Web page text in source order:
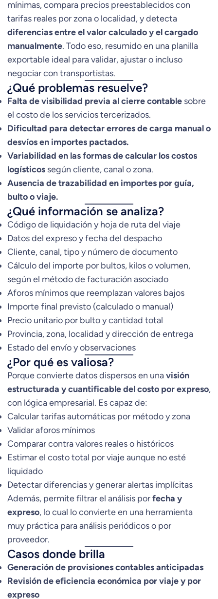
mínimas, compara precios preestablecidos con
tarifas reales por zona o localidad, y detecta
diferencias entre el valor calculado y el cargado
manualmente. Todo eso, resumido en una planilla
exportable ideal para validar, ajustar o incluso
negociar con transportistas.
¿Qué problemas resuelve?
Falta de visibilidad previa al cierre contable sobre
el costo de los servicios tercerizados.
Dificultad para detectar errores de carga manual o
desvíos en importes pactados.
Variabilidad en las formas de calcular los costos
logísticos según cliente, canal o zona.
Ausencia de trazabilidad en importes por guía,
bulto o viaje.
¿Qué información se analiza?
Código de liquidación y hoja de ruta del viaje
Datos del expreso y fecha del despacho
Cliente, canal, tipo y número de documento
Cálculo del importe por bultos, kilos o volumen,
según el método de facturación asociado
Aforos mínimos que reemplazan valores bajos
Importe final previsto (calculado o manual)
Precio unitario por bulto y cantidad total
Provincia, zona, localidad y dirección de entrega
Estado del envío y observaciones
¿Por qué es valiosa?
Porque convierte datos dispersos en unavisión
estructurada y cuantificable del costo por expreso,
con lógica empresarial. Es capaz de:
Calcular tarifas automáticas por método y zona
Validar aforos mínimos
Comparar contra valores reales o históricos
Estimar el costo total por viaje aunque no esté
liquidado
Detectar diferencias y generar alertas implícitas
Además, permite filtrar el análisis porfecha y
expreso, lo cual lo convierte en una herramienta
muy práctica para análisis periódicos o por
proveedor.
Casos donde brilla
Generación de provisiones contables anticipadas
Revisión de eficiencia económica por viaje y por
expreso